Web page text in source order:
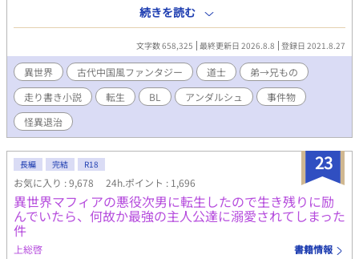
違いの弟・天祐（てんゆう）からうらまれ、生きたまま邪霊の餌
にされて魂ごと消滅させられる。 最悪の事態を回避するため、
厳格な兄に方向転換をこころみる。 いまさら優しくなどできな
いから、冷たい兄のまま、威厳と正しさを武器にしようと思った
のだが……。 兄弟仲が破滅するのを回避すればいいだけなの
に、なぜか天祐は碧玉になつきはじめ……？ ※弟→兄ものです。
（カップリング固定〜） ※なんちゃって中華風ファンタジー小説
です。 ※自分できづいた時に修正するので、誤字脱字の報告は不
要です。 ◆2022年5月に、アンダルシュのほうで書籍化しまし
ので、既読の方もお楽しみいただけるかと思います。 ※書籍ver
では、規約により兄弟の恋愛がNGのため、天祐が叔父の子――従
兄弟であり、養子になったという設定に変わっています。
続きを読む
文字数 658,325 最終更新日 2026.8.8 登録日 2021.8.27
異世界 古代中国風ファンタジー 道士
弟→兄もの
走り書き小説
転生 BL アンダルシュ
事件物
怪異退治
23
長編 完結 R18
お気に入り : 9,678 24h.ポイント : 1,696
異世界マフィアの悪役次男に転生したので生き残りに励
んでいたら、何故か最強の主人公達に溺愛されてしまった
件
上総啓 書籍情報